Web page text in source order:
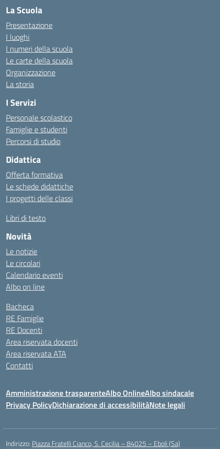
La Scuola
Presentazione
I luoghi
I numeri della scuola
Le carte della scuola
Organizzazione
La storia
I Servizi
Personale scolastico
Famiglie e studenti
Percorsi di studio
Didattica
Offerta formativa
Le schede didattiche
I progetti delle classi
Libri di testo
Novità
Le notizie
Le circolari
Calendario eventi
Albo on line
Bacheca
RE Famiglie
RE Docenti
Area riservata docenti
Area riservata ATA
Contatti
Amministrazione trasparenteAlbo OnlineAlbo sindacale
Privacy PolicyDichiarazione di accessibilitàNote legali
Indirizzo: Piazza Fratelli Cianco, S. Cecilia – 84025 – Eboli (Sa)